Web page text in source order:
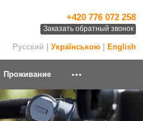
+420 776 072 258
Заказать обратный звонок
Русский | Українською English
Проживание ...